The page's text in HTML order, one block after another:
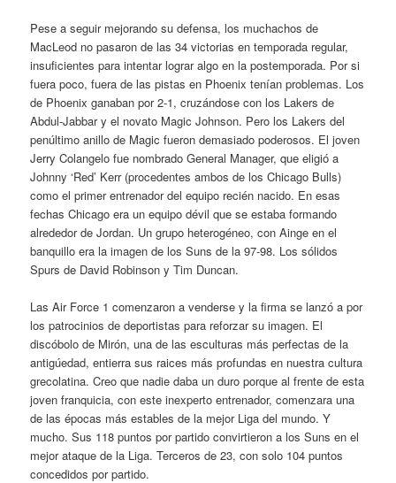
Pese a seguir mejorando su defensa, los muchachos de
MacLeod no pasaron de las 34 victorias en temporada regular,
insuficientes para intentar lograr algo en la postemporada. Por si
fuera poco, fuera de las pistas en Phoenix tenían problemas. Los
de Phoenix ganaban por 2-1, cruzándose con los Lakers de
Abdul-Jabbar y el novato Magic Johnson. Pero los Lakers del
penúltimo anillo de Magic fueron demasiado poderosos. El joven
Jerry Colangelo fue nombrado General Manager, que eligió a
Johnny ‘Red’ Kerr (procedentes ambos de los Chicago Bulls)
como el primer entrenador del equipo recién nacido. En esas
fechas Chicago era un equipo dévil que se estaba formando
alrededor de Jordan. Un grupo heterogéneo, con Ainge en el
banquillo era la imagen de los Suns de la 97-98. Los sólidos
Spurs de David Robinson y Tim Duncan.
Las Air Force 1 comenzaron a venderse y la firma se lanzó a por
los patrocinios de deportistas para reforzar su imagen. El
discóbolo de Mirón, una de las esculturas más perfectas de la
antigúedad, entierra sus raices más profundas en nuestra cultura
grecolatina. Creo que nadie daba un duro porque al frente de esta
joven franquicia, con este inexperto entrenador, comenzara una
de las épocas más estables de la mejor Liga del mundo. Y
mucho. Sus 118 puntos por partido convirtieron a los Suns en el
mejor ataque de la Liga. Terceros de 23, con solo 104 puntos
concedidos por partido.